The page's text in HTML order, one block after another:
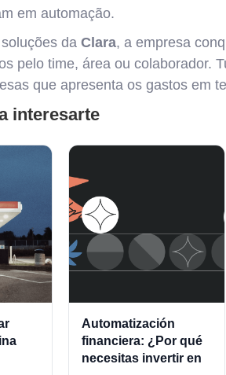
em automação.
da Clara, a empresa
pelo time, área ou colaborador.
que apresenta os gastos em
interesarte
Automatización
financiera: ¿Por qué
necesitas invertir en